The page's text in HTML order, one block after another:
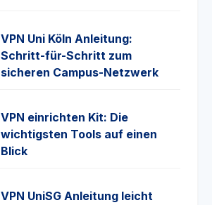
VPN Uni Köln Anleitung:
Schritt-für-Schritt zum
sicheren Campus-Netzwerk
VPN einrichten Kit: Die
wichtigsten Tools auf einen
Blick
VPN UniSG Anleitung leicht